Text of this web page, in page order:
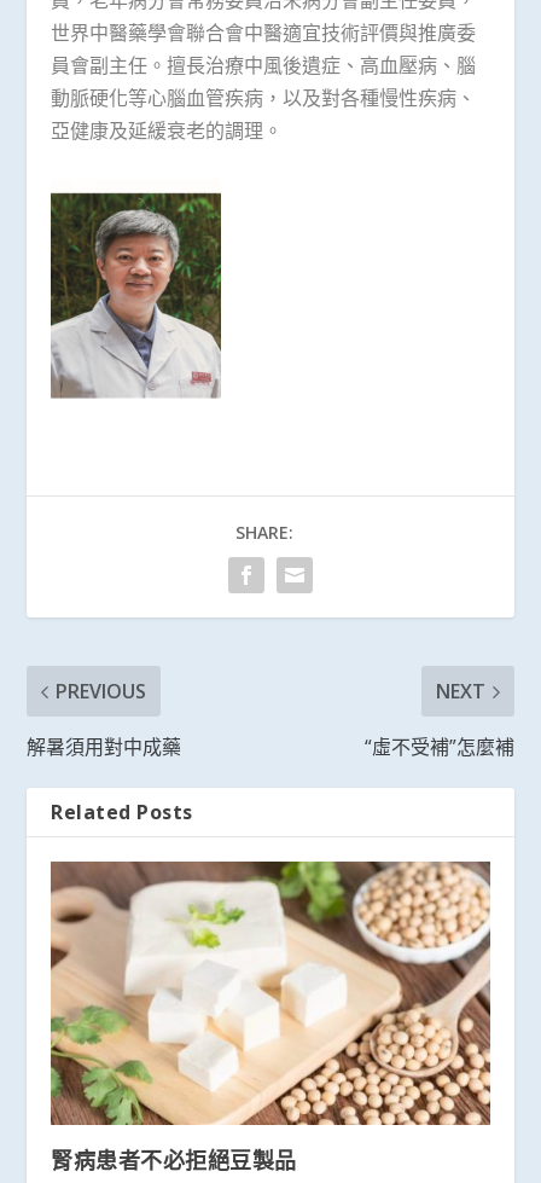
世界中醫藥學會聯合會中醫適宜技術評價與推廣委
員會副主任。擅長治療中風後遺症、高血壓病、腦
動脈硬化等心腦血管疾病，以及對各種慢性疾病、
亞健康及延緩衰老的調理。
SHARE:
PREVIOUS
解暑須用對中成藥
NEXT
“虛不受補”怎麼補
Related Posts
腎病患者不必拒絕豆製品